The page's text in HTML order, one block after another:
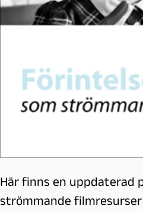
Här finns en uppdaterad
strömmande